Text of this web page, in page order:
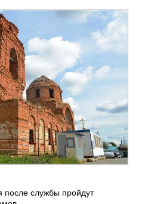
после службы пройдут